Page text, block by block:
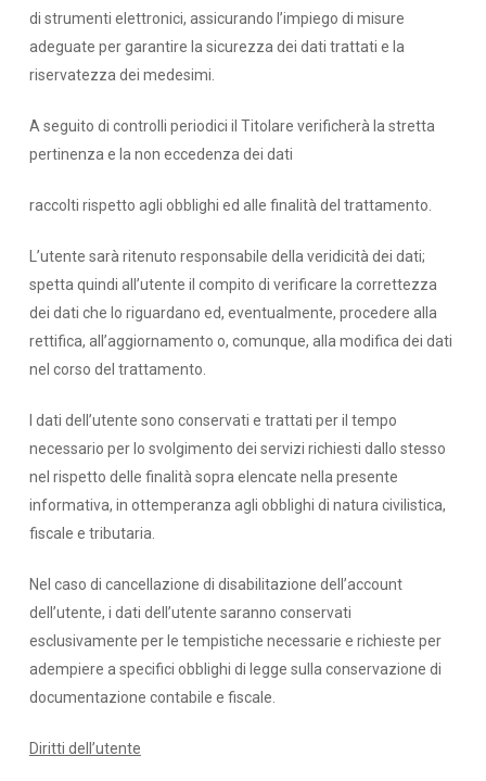
di strumenti elettronici, assicurando l’impiego di misure
adeguate per garantire la sicurezza dei dati trattati e la
riservatezza dei medesimi.
A seguito di controlli periodici il Titolare verificherà la stretta
pertinenza e la non eccedenza dei dati
raccolti rispetto agli obblighi ed alle finalità del trattamento.
L’utente sarà ritenuto responsabile della veridicità dei dati;
spetta quindi all’utente il compito di verificare la correttezza
dei dati che lo riguardano ed, eventualmente, procedere alla
rettifica, all’aggiornamento o, comunque, alla modifica dei dati
nel corso del trattamento.
I dati dell’utente sono conservati e trattati per il tempo
necessario per lo svolgimento dei servizi richiesti dallo stesso
nel rispetto delle finalità sopra elencate nella presente
informativa, in ottemperanza agli obblighi di natura civilistica,
fiscale e tributaria.
Nel caso di cancellazione di disabilitazione dell’account
dell’utente, i dati dell’utente saranno conservati
esclusivamente per le tempistiche necessarie e richieste per
adempiere a specifici obblighi di legge sulla conservazione di
documentazione contabile e fiscale.
Diritti dell’utente